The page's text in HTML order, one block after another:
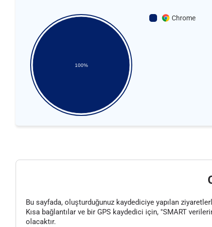
100%
Chrome
Bu sayfada, oluşturduğunuz kaydediciye yapılan
Kısa bağlantılar ve bir GPS kaydedici için, "SMART
olacaktır.